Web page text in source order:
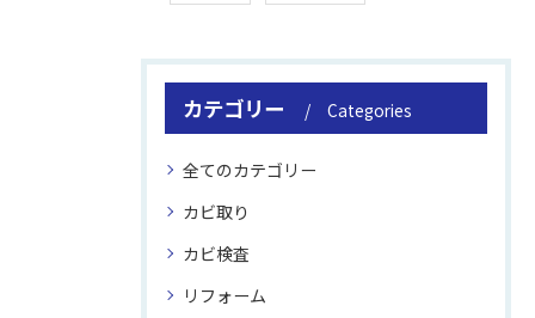
カテゴリー Categories
全てのカテゴリー
カビ取り
カビ検査
リフォーム